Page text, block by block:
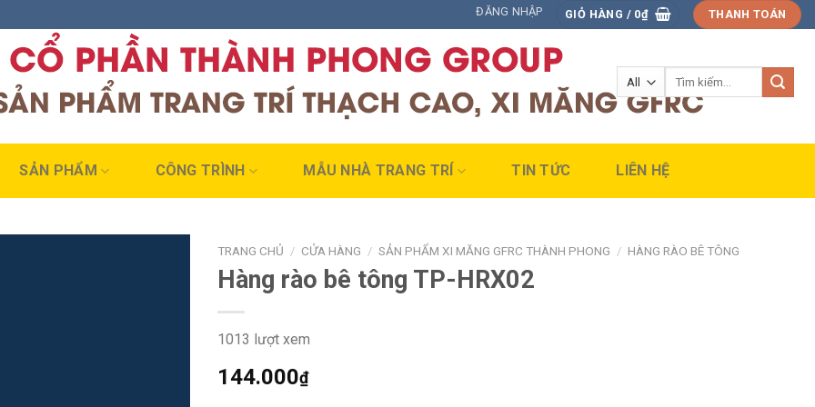
ĐĂNG NHẬP GIỎ HÀNG / 0₫ THANH TOÁN
SẢN PHẨM CÔNG TRÌNH MẪU NHÀ TRANG TRÍ TIN TỨC LIÊN HỆ
TRANG CHỦ / CỬA HÀNG / SẢN PHẨM XI MĂNG GFRC THÀNH PHONG / HÀNG RÀO BÊ TÔNG
Hàng rào bê tông TP-HRX02
1013 lượt xem
144.000₫